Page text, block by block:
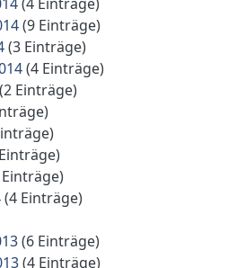
(9 Einträge)
(3 Einträge)
(4 Einträge)
(2 Einträge)
(4 Einträge)
(6 Einträge)
(4 Einträge)